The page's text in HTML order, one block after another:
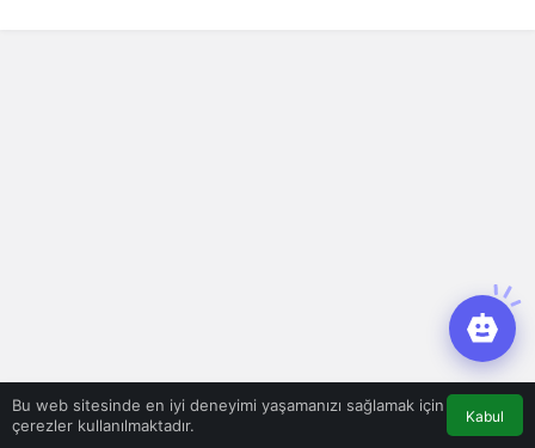
Bu web sitesinde en iyi deneyimi yaşamanızı sağlamak için
çerezler kullanılmaktadır.
Kabul